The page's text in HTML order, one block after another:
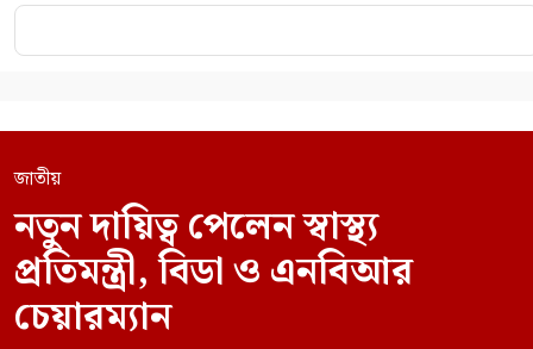
জাতীয়
নতুন দায়িত্ব পেলেন স্বাস্থ্য
প্রতিমন্ত্রী, বিডা ও এনবিআর
চেয়ারম্যান